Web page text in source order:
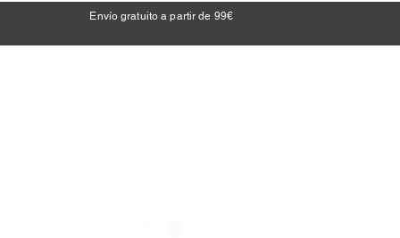
Envío gratuito a partir de 99€